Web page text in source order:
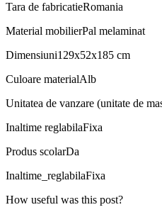
Tara de fabricatieRomania
Material mobilierPal melaminat
Dimensiuni129x52x185 cm
Culoare materialAlb
Unitatea de vanzare (unitate de
Inaltime reglabilaFixa
Produs scolarDa
Inaltime_reglabilaFixa
How useful was this post?